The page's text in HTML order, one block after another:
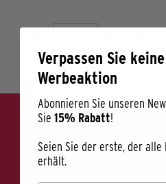
✔ Kostenloser
✔
Verpassen Sie
Werbeaktion
Abonnieren Sie unseren
Sie 15% Rabatt!
Seien Sie der erste, der alle
erhält.